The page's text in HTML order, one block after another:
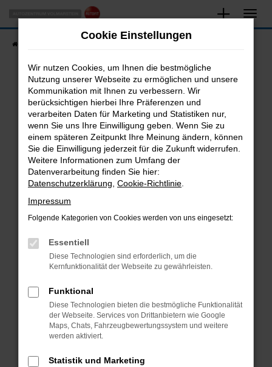
Zum
Hauptinhalt
springen
Fahrzeugsuche
Fehler: Network Error
Beim Laden ist ein Fehler aufgetreten.
Hier sind ein paar Tipps, die dir helfen können:
Überprüfe deine Firewall und deine
Internetverbindung.
Laden andere Webseiten, zum Beispiel deine
Suchmaschine?
Prüfe deine Browsererweiterungen.
können das Laden bestimmter Seiten
verhindern. Funktioniert die Seite in einem
anderen Browser oder in einem privaten
Starte dein Gerät neu.
Das kann manchmal helfen, vorübergehende
Probleme zu beheben.
Betriebssystem auf dem neuesten Stand
Cookie Einstellungen
Wir nutzen Cookies, um Ihnen die bestmögliche
Nutzung unserer Webseite zu ermöglichen und unsere
Kommunikation mit Ihnen zu verbessern. Wir
berücksichtigen hierbei Ihre Präferenzen und
verarbeiten Daten für Marketing und Statistiken nur,
wenn Sie uns Ihre Einwilligung geben. Wenn Sie zu
einem späteren Zeitpunkt Ihre Meinung ändern, können
Sie die Einwilligung jederzeit für die Zukunft widerrufen.
Weitere Informationen zum Umfang der
Datenverarbeitung finden Sie hier:
Datenschutzerklärung Cookie-Richtlinie
Impressum
Folgende Kategorien von Cookies werden von uns eingesetzt:
Essentiell
Diese Technologien sind erforderlich, um die
Kernfunktionalität der Webseite zu gewährleisten.
Funktional
Diese Technologien bieten die bestmögliche Funktionalität
der Webseite. Services von Drittanbietern wie Google
Maps, Chats, Fahrzeugbewertungssystem und weitere
werden aktiviert.
Statistik und Marketing